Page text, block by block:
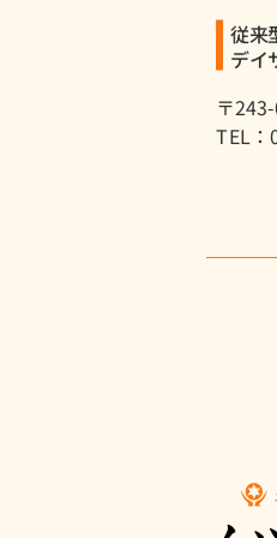
従来
デイ
〒
TEL：